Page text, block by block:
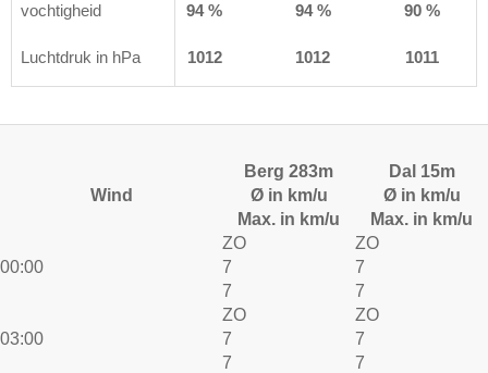
vochtigheid
93 % 94 % 94 % 90 %
Luchtdruk in hPa
1012 1012 1012 1011
Wind
Berg 283m
Ø in km/u
Max. in km/u
Dal 15m
Ø in km/u
Max. in km/u
00:00
ZO
7
7
ZO
7
7
03:00
ZO
7
7
ZO
7
7